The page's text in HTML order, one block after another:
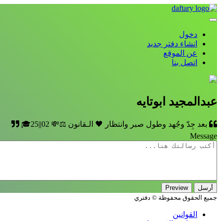
دخول
انشاء دفتر جديد
عن الموقع
اتصل بنا
عبدالمجيد ابوتايه
بعد جِدّ وجُهد وطول صبر وانتظار 🖤 الـقانون ⚖️💸 02||25🎓
Message
جميع الحقوق محفوظة © دفتري
القوانين